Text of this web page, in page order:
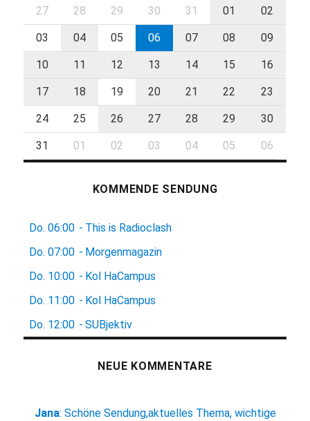
27 28 29 30 31 01 02
03 04 05 06 07 08 09
10 11 12 13 14 15 16
17 18 19 20 21 22 23
24 25 26 27 28 29 30
31 01 02 03 04 05 06
KOMMENDE SENDUNG
Do. 06:00 - This is Radioclash
Do. 07:00 - Morgenmagazin
Do. 10:00 - Kol HaCampus
Do. 11:00 - Kol HaCampus
Do. 12:00 - SUBjektiv
NEUE KOMMENTARE
Jana:Schöne Sendung,aktuelles Thema, wichtige